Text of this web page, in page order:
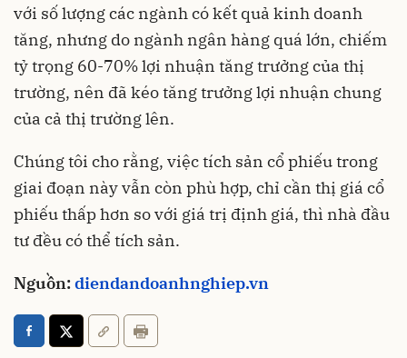
với số lượng các ngành có kết quả kinh doanh
tăng, nhưng do ngành ngân hàng quá lớn, chiếm
tỷ trọng 60-70% lợi nhuận tăng trưởng của thị
trường, nên đã kéo tăng trưởng lợi nhuận chung
của cả thị trường lên.
Chúng tôi cho rằng, việc tích sản cổ phiếu trong
giai đoạn này vẫn còn phù hợp, chỉ cần thị giá cổ
phiếu thấp hơn so với giá trị định giá, thì nhà đầu
tư đều có thể tích sản.
Nguồn:diendandoanhnghiep.vn